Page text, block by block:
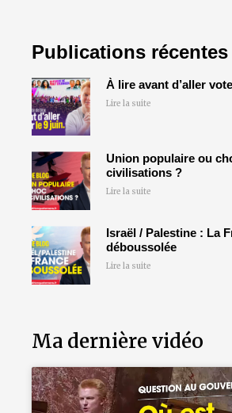
Publications récentes
À lire avant d’aller
Lire la suite
Union populaire ou
civilisations ?
Lire la suite
Israël / Palestine : La
déboussolée
Lire la suite
Ma dernière vidéo